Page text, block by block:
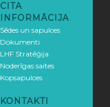
CITA
INFORMĀCIJA
Sēdes un sapulces
Dokumenti
LHF Stratēģija
Noderīgas saites
Kopsapulces
KONTAKTI